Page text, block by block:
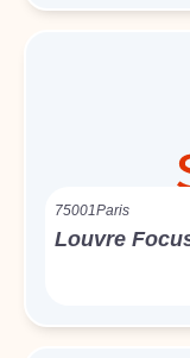
75001Paris
Louvre